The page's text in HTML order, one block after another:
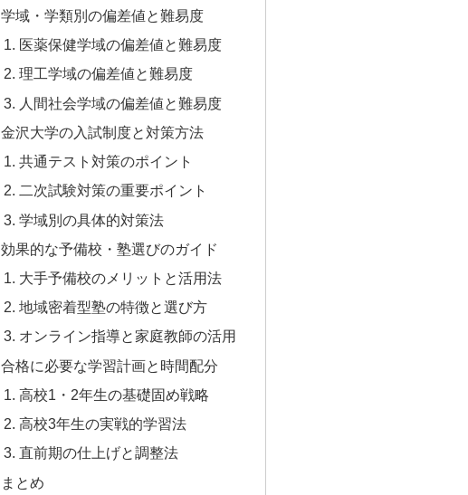
学域・学類別の偏差値と難易度
医薬保健学域の偏差値と難易度
理工学域の偏差値と難易度
人間社会学域の偏差値と難易度
金沢大学の入試制度と対策方法
共通テスト対策のポイント
二次試験対策の重要ポイント
学域別の具体的対策法
効果的な予備校・塾選びのガイド
大手予備校のメリットと活用法
地域密着型塾の特徴と選び方
オンライン指導と家庭教師の活用
合格に必要な学習計画と時間配分
高校1・2年生の基礎固め戦略
高校3年生の実戦的学習法
直前期の仕上げと調整法
まとめ